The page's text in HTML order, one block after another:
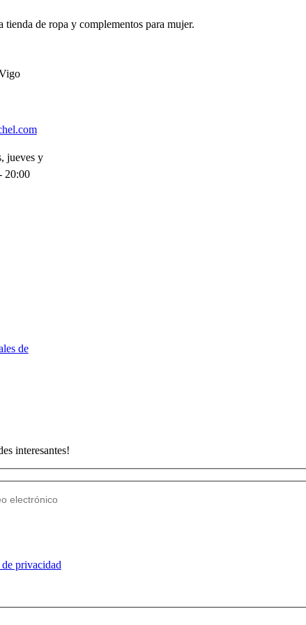
tienda de ropa y complementos para mujer.
jueves y
20:00
de
interesantes!
privacidad